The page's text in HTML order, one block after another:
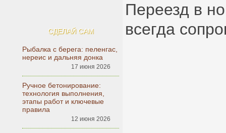
СДЕЛАЙ САМ
Рыбалка с берега: пеленгас,
нереис и дальняя донка
17 июня 2026
Ручное бетонирование:
технология выполнения,
этапы работ и ключевые
правила
12 июня 2026
Переезд в
всегда